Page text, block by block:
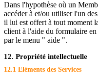
Dans l'hypothèse où un
accéder à et/ou utiliser l'un
il lui est offert à tout moment
client à l'aide du formulaire
par le menu " aide ".
12. Propriété intellectuelle
12.1 Eléments des Services